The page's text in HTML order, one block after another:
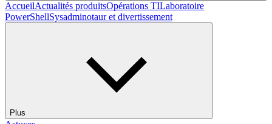
AccueilActualités produitsOpérations TILaboratoire
PowerShellSysadminotaur et divertissement
Plus